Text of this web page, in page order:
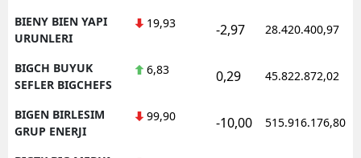
BIENY BIEN YAPI
URUNLERI
19,93 -2,97 28.420.400,97
BIGCH BUYUK
SEFLER BIGCHEFS
6,83 0,29 45.822.872,02
BIGEN BIRLESIM
GRUP ENERJI
99,90 -10,00 515.916.176,80